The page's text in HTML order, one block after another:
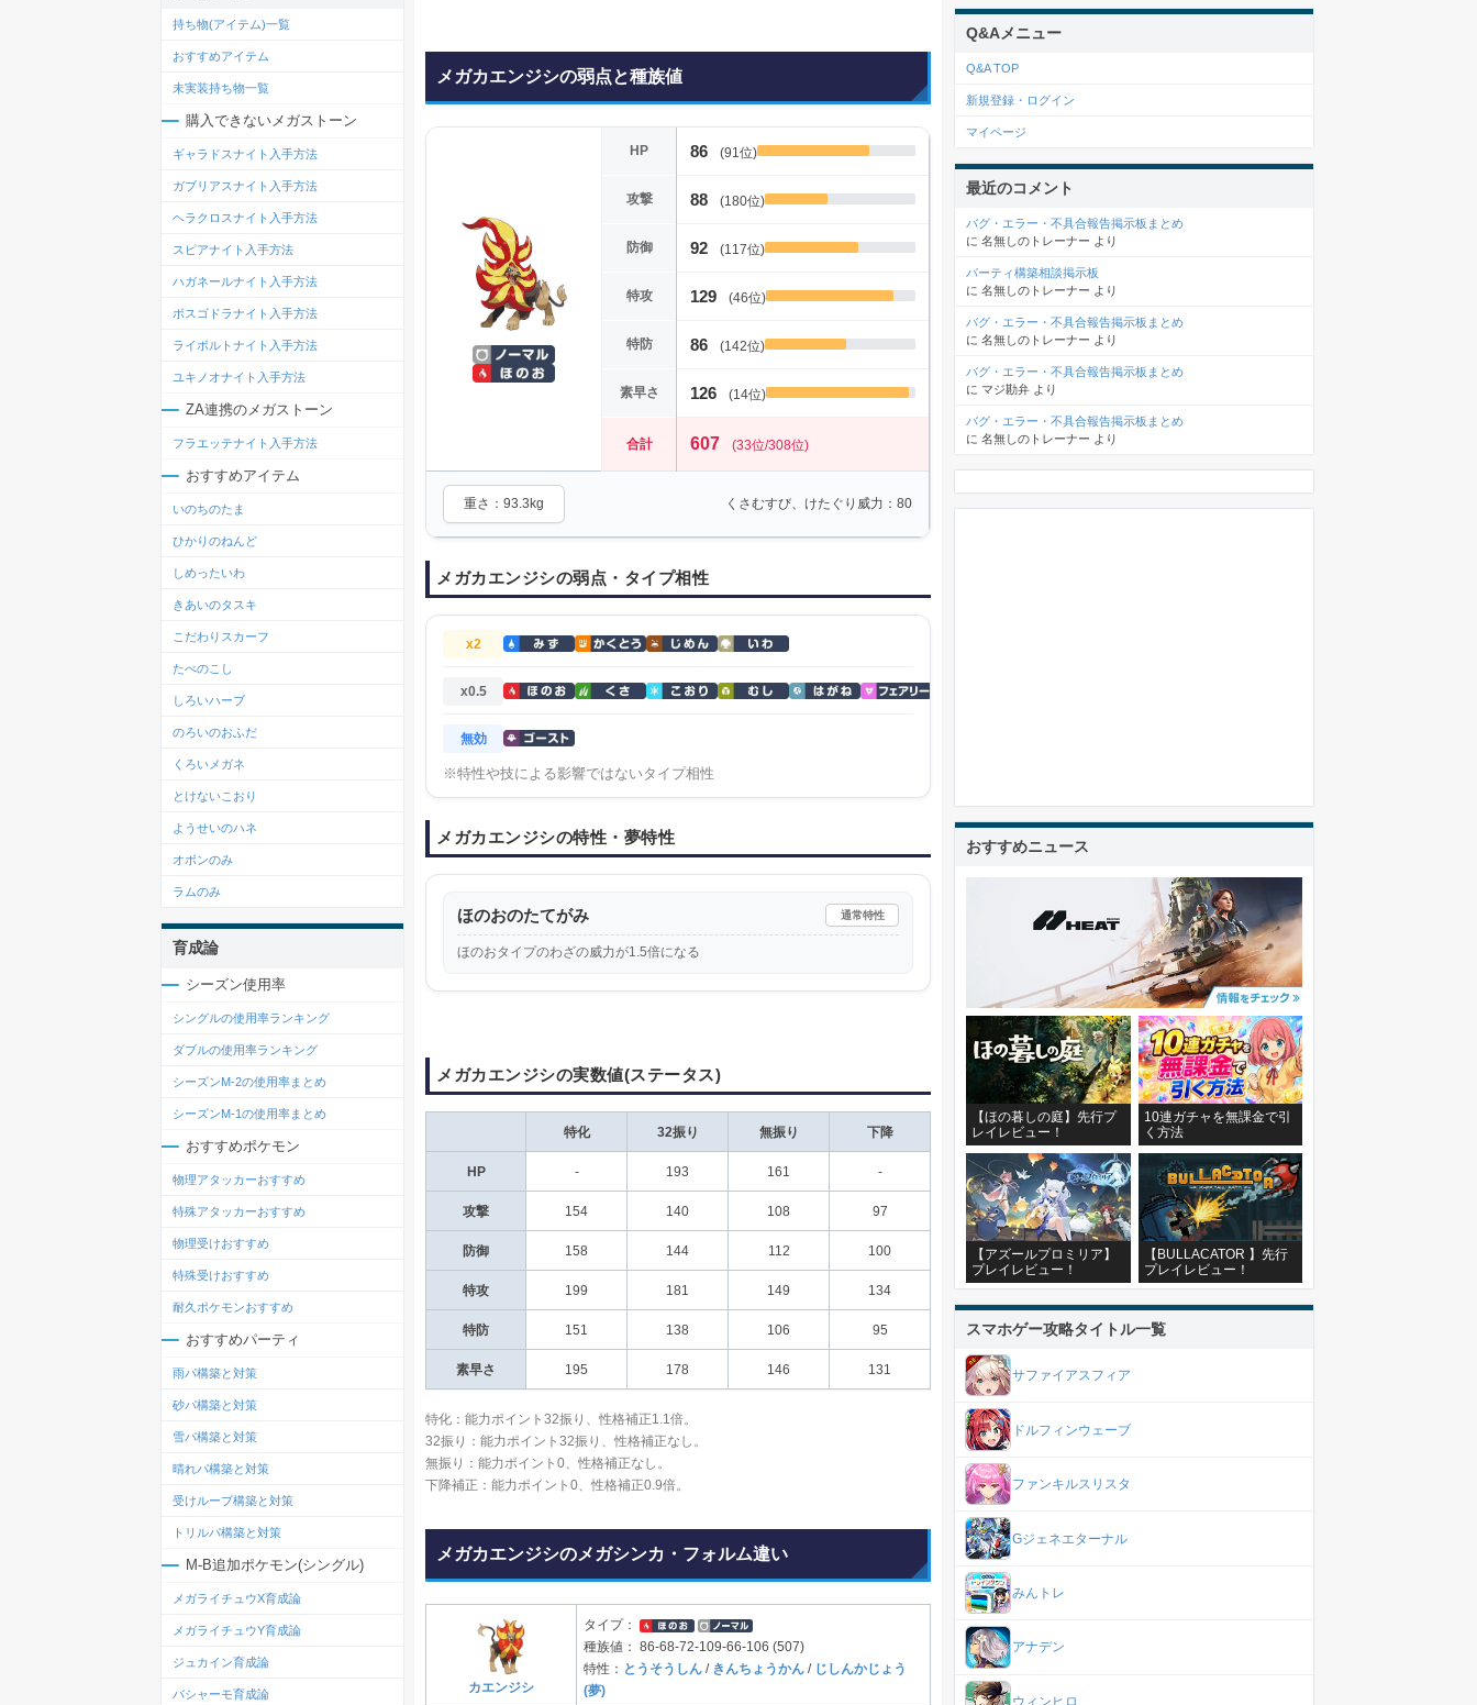
メガカエンジシの弱点と種族値
HP 86 (91位)
攻撃 88 (180位)
防御 92 (117位)
特攻 129 (46位)
特防 86 (142位)
素早さ 126 (14位)
合計 607 (33位/308位)
重さ：93.3kg くさむすび、けたぐり威力：80
メガカエンジシの弱点・タイプ相性
x2
x0.5
無効
※特性や技による影響ではないタイプ相性
メガカエンジシの特性・夢特性
ほのおのたてがみ 通常特性
ほのおタイプのわざの威力が1.5倍になる
メガカエンジシの実数値(ステータス)
特化 32振り 無振り 下降
HP - 193 161 -
攻撃 154 140 108 97
防御 158 144 112 100
特攻 199 181 149 134
特防 151 138 106 95
素早さ 195 178 146 131
特化：能力ポイント32振り、性格補正1.1倍。
32振り：能力ポイント32振り、性格補正なし。
無振り：能力ポイント0、性格補正なし。
下降補正：能力ポイント0、性格補正0.9倍。
メガカエンジシのメガシンカ・フォルム違い
カエンジシ
タイプ：
種族値：
86-68-72-109-66-106 (507)
特性： とうそうしん / きんちょうかん / じしんかじょう
(夢)
持ち物(アイテム)一覧
おすすめアイテム
未実装持ち物一覧
購入できないメガストーン
ギャラドスナイト入手方法
ガブリアスナイト入手方法
ヘラクロスナイト入手方法
スピアナイト入手方法
ハガネールナイト入手方法
ボスゴドラナイト入手方法
ライボルトナイト入手方法
ユキノオナイト入手方法
ZA連携のメガストーン
フラエッテナイト入手方法
おすすめアイテム
いのちのたま
ひかりのねんど
しめったいわ
きあいのタスキ
こだわりスカーフ
たべのこし
しろいハーブ
のろいのおふだ
くろいメガネ
とけないこおり
ようせいのハネ
オボンのみ
ラムのみ
育成論
シーズン使用率
シングルの使用率ランキング
ダブルの使用率ランキング
シーズンM-2の使用率まとめ
シーズンM-1の使用率まとめ
おすすめポケモン
物理アタッカーおすすめ
特殊アタッカーおすすめ
物理受けおすすめ
特殊受けおすすめ
耐久ポケモンおすすめ
おすすめパーティ
雨パ構築と対策
砂パ構築と対策
雪パ構築と対策
晴れパ構築と対策
受けループ構築と対策
トリルパ構築と対策
M-B追加ポケモン(シングル)
メガライチュウX育成論
メガライチュウY育成論
ジュカイン育成論
バシャーモ育成論
Q&Aメニュー
Q&A TOP
新規登録・ログイン
マイページ
最近のコメント
バグ・エラー・不具合報告掲示板まとめ
に 名無しのトレーナー より
パーティ構築相談掲示板
に 名無しのトレーナー より
バグ・エラー・不具合報告掲示板まとめ
に 名無しのトレーナー より
バグ・エラー・不具合報告掲示板まとめ
に マジ勘弁 より
バグ・エラー・不具合報告掲示板まとめ
に 名無しのトレーナー より
おすすめニュース
【ほの暮しの庭】先行プ
レイレビュー！
10連ガチャを無課金で引
く方法
【アズールプロミリア】
プレイレビュー！
【BULLACATOR 】先行
プレイレビュー！
スマホゲー攻略タイトル一覧
サファイアスフィア
ドルフィンウェーブ
ファンキルスリスタ
Gジェネエターナル
みんトレ
アナデン
ウィンヒロ